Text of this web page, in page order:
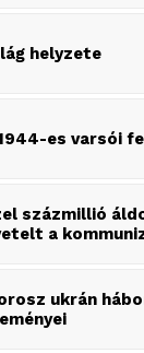
helyzete
es varsói
százmillió
a
ukrán